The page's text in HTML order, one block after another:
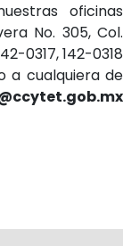
oficinas
No. 305, Col.
0317, 142-0318
a cualquiera de